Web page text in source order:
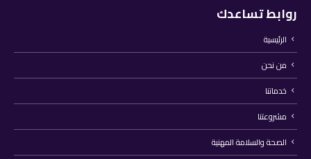
روابط تساعدك
الرئيسية
من نحن
خدماتنا
مشروعتنا
الصحة والسلامة المهنية